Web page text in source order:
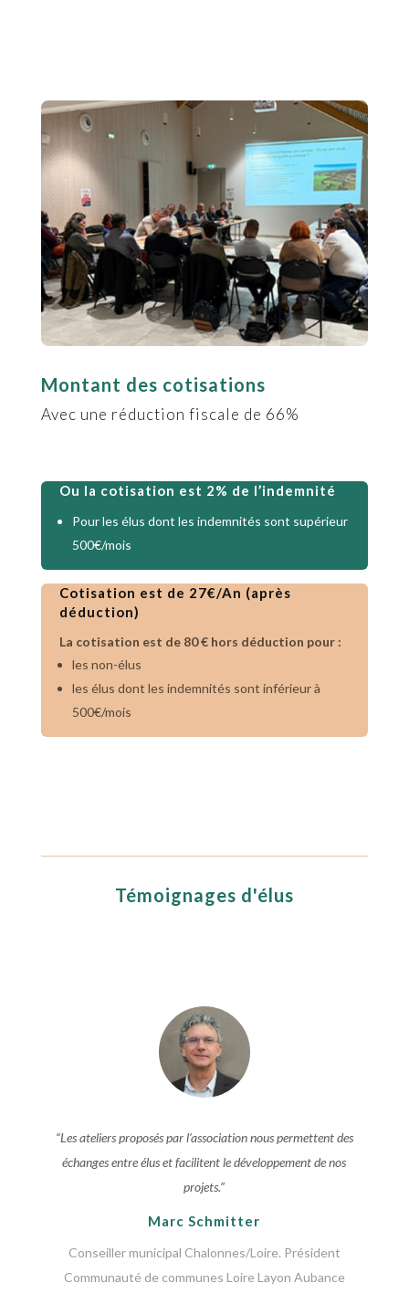
Montant des cotisations
Avec une réduction fiscale de 66%
Ou la cotisation est 2% de l’indemnité
Pour les élus dont les indemnités sont supérieur
500€/mois
Cotisation est de 27€/An (après
déduction)
La cotisation est de 80 € hors déduction pour :
les non-élus
les élus dont les indemnités sont inférieur à
500€/mois
Témoignages d'élus
“Les ateliers proposés par l’association nous permettent des
échanges entre élus et facilitent le développement de nos
projets.”
Marc Schmitter
Conseiller municipal Chalonnes/Loire. Président
Communauté de communes Loire Layon Aubance